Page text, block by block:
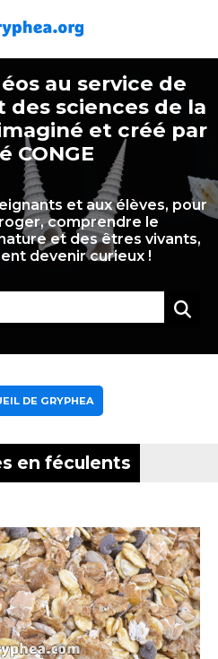
au service de
sciences de la
et créé par
CONGE
et aux élèves, pour
comprendre le
et des êtres vivants,
devenir curieux !
DE GRYPHEA
en féculents